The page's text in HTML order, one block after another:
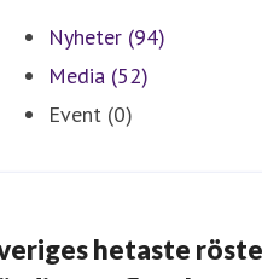
Nyheter (94)
Media (52)
Event (0)
hetaste